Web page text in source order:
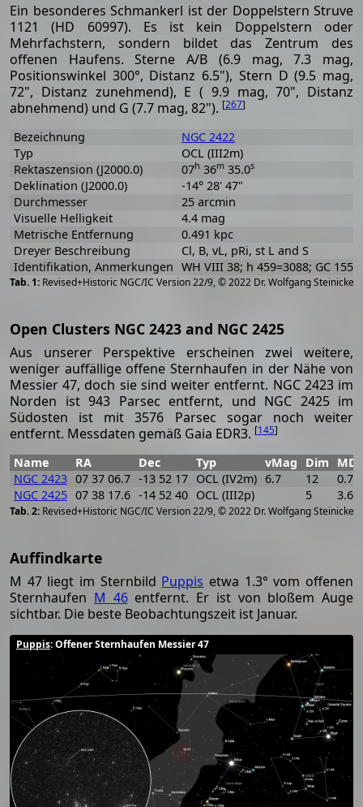
Ein besonderes Schmankerl ist der Doppelstern Struve
1121 (HD 60997). Es ist kein Doppelstern oder
Mehrfachstern, sondern bildet das Zentrum des
offenen Haufens. Sterne A/B (6.9 mag, 7.3 mag,
Positionswinkel 300°, Distanz 6.5"), Stern D (9.5 mag,
72", Distanz zunehmend), E ( 9.9 mag, 70", Distanz
abnehmend) und G (7.7 mag, 82"). [267]
Revised+Historic NGC/IC Version 22/9, © 2022 Dr. Wolfgang Steinicke
Bezeichnung
NGC 2422
Typ
OCL (III2m)
Rektaszension (J2000.0)
07h 36m35.0s
Deklination (J2000.0)
-14° 28' 47"
Durchmesser
25 arcmin
Visuelle Helligkeit
4.4 mag
Metrische Entfernung
0.491 kpc
Dreyer Beschreibung
Cl, B, vL, pRi, st L and S
Identifikation, Anmerkungen WH VIII 38; h 459=3088; GC
Open Clusters NGC 2423 and NGC 2425
Aus unserer Perspektive erscheinen zwei weitere,
weniger auffällige offene Sternhaufen in der Nähe von
Messier 47, doch sie sind weiter entfernt. NGC 2423 im
Norden ist 943 Parsec entfernt, und NGC 2425 im
Südosten ist mit 3576 Parsec sogar noch weiter
entfernt. Messdaten gemäß Gaia EDR3. [145]
Revised+Historic NGC/IC Version 22/9, © 2022 Dr. Wolfgang Steinicke
Name RA Dec Typ vMag Dim
MD
NGC 2423 07 37 06.7 -13 52 17 OCL (IV2m) 6.7 12
NGC 2425 07 38 17.6 -14 52 40 OCL (III2p) 5
Auffindkarte
M 47 liegt im Sternbild Puppis etwa 1.3° vom offenen
Sternhaufen M 46entfernt. Er ist von bloßem Auge
sichtbar. Die beste Beobachtungszeit ist Januar.
Puppis: Offener Sternhaufen Messier 47